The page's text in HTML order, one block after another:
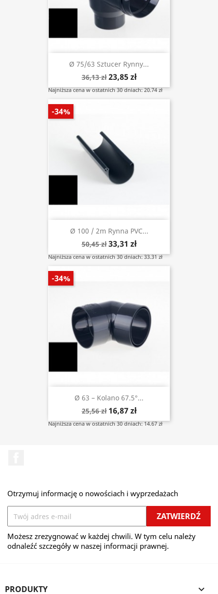
Ø 75/63 Sztucer Rynny...
36,13 zł 23,85 zł
Najniższa cena w ostatnich 30 dniach: 20.74 zł
Ø 100 / 2m Rynna PVC...
50,45 zł 33,31 zł
Najniższa cena w ostatnich 30 dniach: 33.31 zł
-34%
Ø 63 – Kolano 67.5°...
25,56 zł 16,87 zł
Najniższa cena w ostatnich 30 dniach: 14.67 zł
-34%
Otrzymuj informację o nowościach i wyprzedażach
Możesz zrezygnować w każdej chwili. W tym celu należy
odnaleźć szczegóły w naszej informacji prawnej.
PRODUKTY 